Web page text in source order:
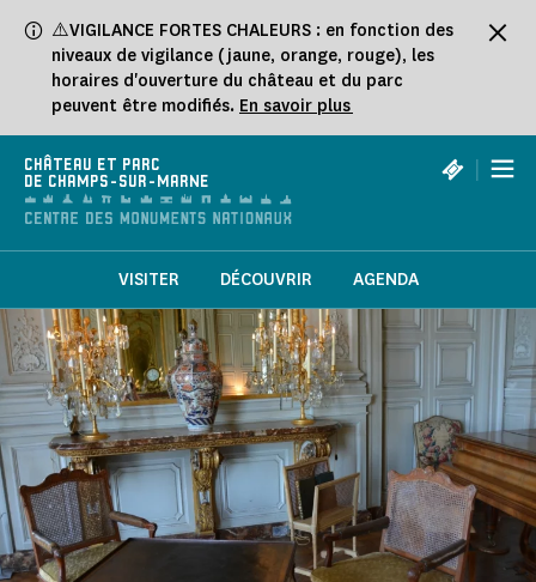
⚠️VIGILANCE FORTES CHALEURS : en fonction des
niveaux de vigilance (jaune, orange, rouge), les
horaires d'ouverture du château et du parc
peuvent être modifiés. En savoir plus
CHÂTEAU ET PARC
DE CHAMPS-SUR-MARNE
|
VISITER DÉCOUVRIR AGENDA